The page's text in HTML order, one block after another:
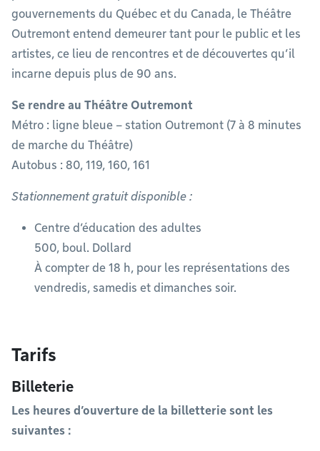
gouvernements du Québec et du Canada, le Théâtre
Outremont entend demeurer tant pour le public et les
artistes, ce lieu de rencontres et de découvertes qu’il
incarne depuis plus de 90 ans.
Se rendre au Théâtre Outremont
Métro : ligne bleue – station Outremont (7 à 8 minutes
de marche du Théâtre)
Autobus : 80, 119, 160, 161
Stationnement gratuit disponible :
Centre d’éducation des adultes
500, boul. Dollard
À compter de 18 h, pour les représentations des
vendredis, samedis et dimanches soir.
Tarifs
Billeterie
Les heures d’ouverture de la billetterie sont les
suivantes :